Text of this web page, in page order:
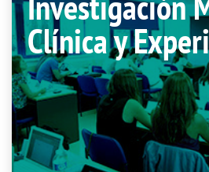
Clínica y